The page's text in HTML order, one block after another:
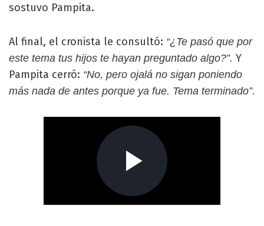
sostuvo Pampita.
Al final, el cronista le consultó: “¿Te pasó que por
este tema tus hijos te hayan preguntado algo?”. Y
Pampita cerró: “No, pero ojalá no sigan poniendo
más nada de antes porque ya fue. Tema terminado”.